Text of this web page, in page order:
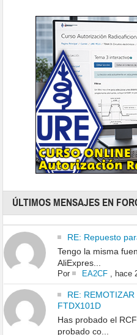
ÚLTIMOS MENSAJES EN
RE: Repuesto
Tengo la misma
AliExpres...
Por EA2CF, hace
RE: REMOTIZAR
FTDX101D
Has probado el
probado co...